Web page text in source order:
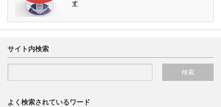
す
サイト内検索
よく検索されているワード